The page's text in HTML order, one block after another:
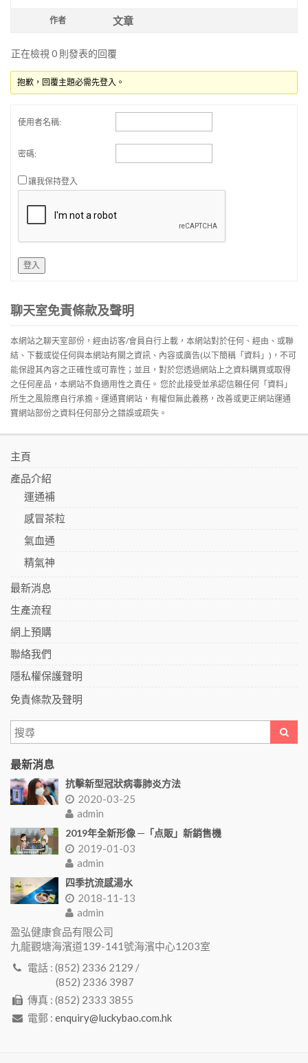
作者 文章
正在檢視 0 則發表的回覆
抱歉，回覆主題必需先登入。
使用者名稱:
密碼:
讓我保持登入
登入
聊天室免責條款及聲明
本網站之聊天室部份，經由訪客/會員自行上載，本網站對於任何、經由、或聯
結、下載或從任何與本網站有關之資訊、內容或廣告(以下簡稱「資料」)，不可
能保證其內容之正確性或可靠性；並且，對於您透過網站上之資料購買或取得
之任何産品，本網站不負適用性之責任。 您於此接受並承認信賴任何「資料」
所生之風險應自行承擔。運通寶網站，有權但無此義務，改善或更正網站運通
寶網站部份之資料任何部分之錯誤或疏失。
主頁
產品介紹
運通補
感冒茶粒
氣血通
精氣神
最新消息
生產流程
網上預購
聯絡我們
隱私權保護聲明
免責條款及聲明
最新消息
抗擊新型冠狀病毒肺炎方法
2020-03-25
admin
2019年全新形像 ─「点販」新銷售機
2019-01-03
admin
四季抗流感湯水
2018-11-13
admin
盈弘健康食品有限公司
九龍觀塘海濱道139-141號海濱中心1203室
電話 : (852) 2336 2129 /
(852) 2336 3987
傳真 : (852) 2333 3855
電郵 : enquiry@luckybao.com.hk